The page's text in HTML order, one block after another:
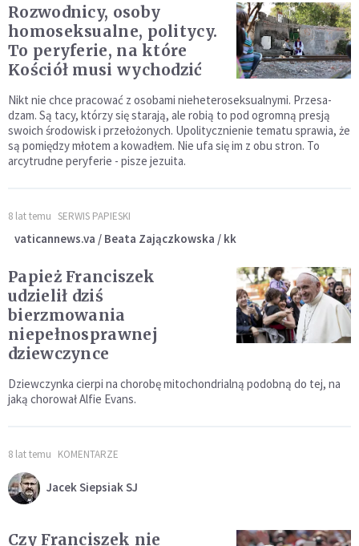
Rozwodnicy, osoby
homoseksualne, politycy.
To peryferie, na które
Kościół musi wychodzić
Nikt nie chce pracować z osobami nieheteroseksualnymi. Przesa­
dzam. Są tacy, którzy się starają, ale robią to pod ogromną presją
swoich środowisk i przełożonych. Upolitycznienie tematu sprawia, że
są pomiędzy młotem a kowadłem. Nie ufa się im z obu stron. To
arcytrudne peryferie - pisze jezuita.
8 lat temu SERWIS PAPIESKI
vaticannews.va / Beata Zajączkowska / kk
Papież Franciszek
udzielił dziś
bierzmowania
niepełnosprawnej
dziewczynce
Dziewczynka cierpi na chorobę mitochondrialną podobną do tej, na
jaką chorował Alfie Evans.
8 lat temu KOMENTARZE
Jacek Siepsiak SJ
Czy Franciszek nie